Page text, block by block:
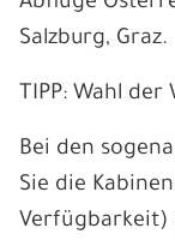
Salzburg, Graz.
TIPP: Wahl
Bei den
Sie die
Verfügbarkeit)